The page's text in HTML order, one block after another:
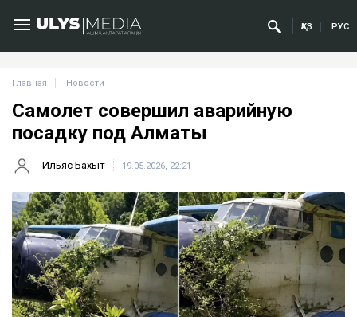
ҚАЗ РУС
Главная Новости
Самолет совершил аварийную
посадку под Алматы
Ильяс Бахыт 19.05.2026, 22:21